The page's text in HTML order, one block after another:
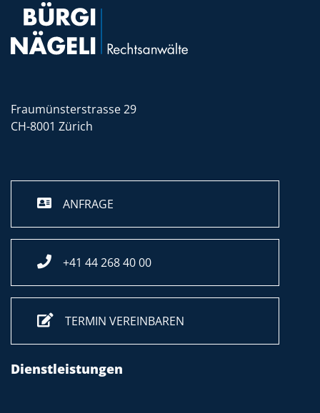
Fraumünsterstrasse 29
CH-8001 Zürich
ANFRAGE
+41 44 268 40 00
TERMIN VEREINBAREN
Dienstleistungen